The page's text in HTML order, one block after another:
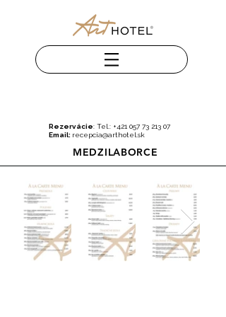
Rezervácie: Tel.: +421 057 73 213 07
Email: recepcia@arthotel.sk
MEDZILABORCE